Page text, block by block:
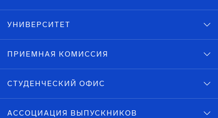
УНИВЕРСИТЕТ
ПРИЕМНАЯ КОМИССИЯ
СТУДЕНЧЕСКИЙ ОФИС
АССОЦИАЦИЯ ВЫПУСКНИКОВ